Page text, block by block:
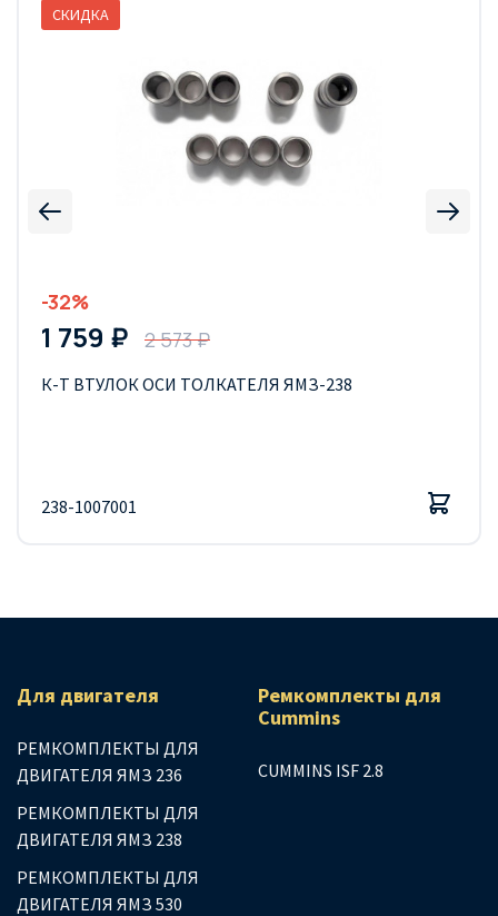
СКИДКА
-32%
1 759 ₽ 2 573 ₽
К-Т ВТУЛОК ОСИ ТОЛКАТЕЛЯ ЯМЗ-238
238-1007001
Для двигателя
РЕМКОМПЛЕКТЫ ДЛЯ
ДВИГАТЕЛЯ ЯМЗ 236
РЕМКОМПЛЕКТЫ ДЛЯ
ДВИГАТЕЛЯ ЯМЗ 238
РЕМКОМПЛЕКТЫ ДЛЯ
ДВИГАТЕЛЯ ЯМЗ 530
Ремкомплекты для
Сummins
CUMMINS ISF 2.8